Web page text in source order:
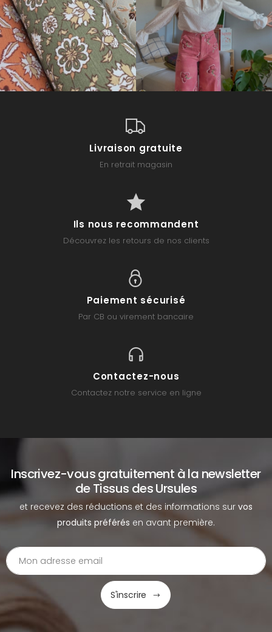
Livraison gratuite
En retrait magasin
Ils nous recommandent
Découvrez les retours de nos clients
Paiement sécurisé
Par CB ou virement bancaire
Contactez-nous
Contactez notre service en ligne
Inscrivez-vous gratuitement à la newsletter
de Tissus des Ursules
et recevez des réductions et des informations sur vos
produits préférés en avant première.
S'inscrire